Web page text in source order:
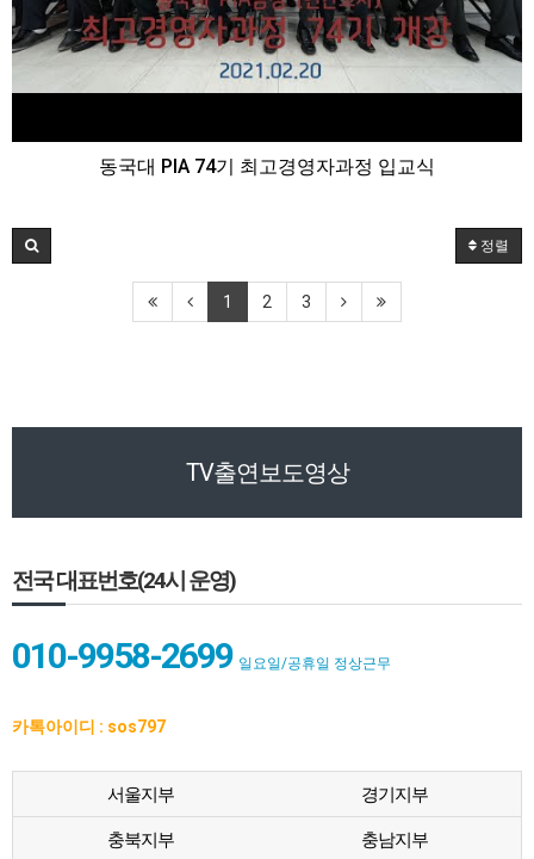
동국대 PIA 74기 최고경영자과정 입교식
정렬
1 2 3
TV출연보도영상
전국 대표번호(24시 운영)
010-9958-2699 일요일/공휴일 정상근무
카톡아이디 : sos797
서울지부 경기지부
충북지부 충남지부